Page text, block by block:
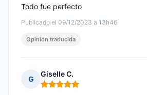
Publicado el 09/12/2023 à 13h46
Todo fue perfecto
Opinión traducida
G
Giselle C.
Nota: 5 de 5